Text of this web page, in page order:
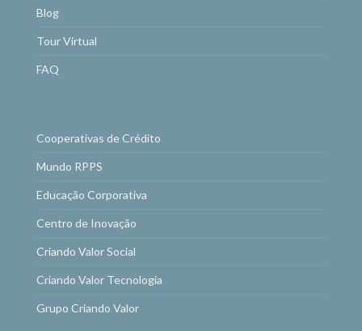
Blog
Tour Virtual
FAQ
Cooperativas de Crédito
Mundo RPPS
Educação Corporativa
Centro de Inovação
Criando Valor Social
Criando Valor Tecnologia
Grupo Criando Valor